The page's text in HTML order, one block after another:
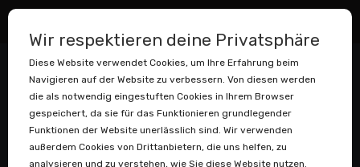
Wir respektieren deine Privatsphäre
Diese Website verwendet Cookies, um Ihre Erfahrung beim
Navigieren auf der Website zu verbessern. Von diesen werden
die als notwendig eingestuften Cookies in Ihrem Browser
gespeichert, da sie für das Funktionieren grundlegender
Funktionen der Website unerlässlich sind. Wir verwenden
außerdem Cookies von Drittanbietern, die uns helfen, zu
analysieren und zu verstehen, wie Sie diese Website nutzen.